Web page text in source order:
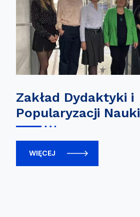
Zakład Dydaktyki i
Popularyzacji Nauki
WIĘCEJ